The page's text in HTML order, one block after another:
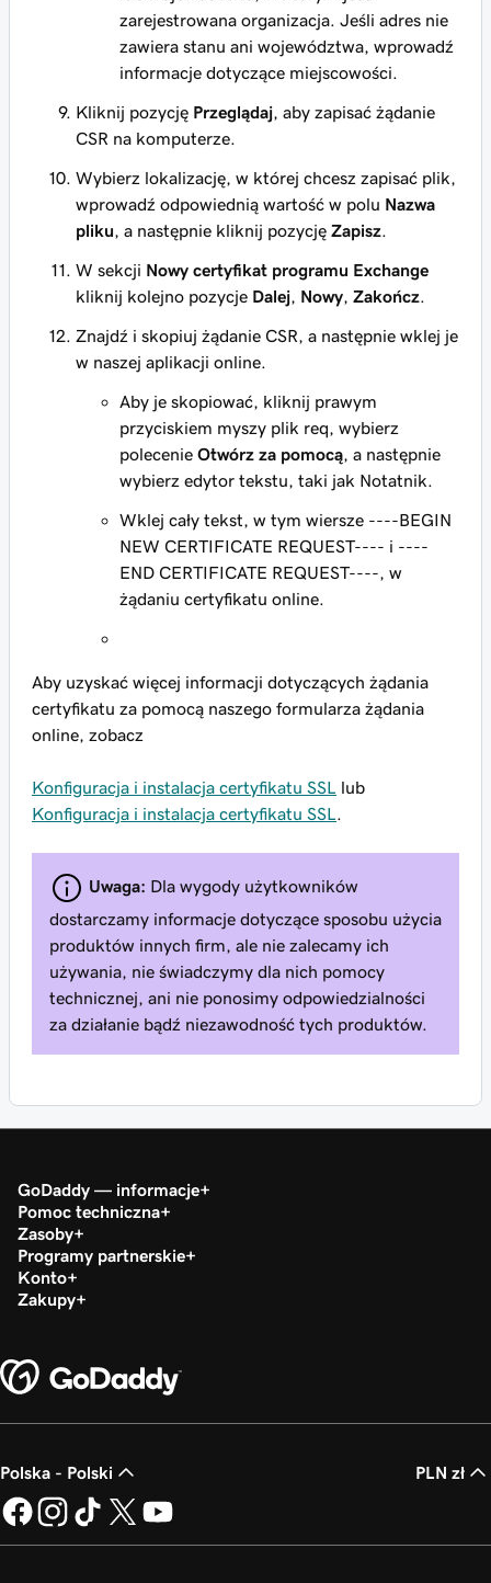
zarejestrowana organizacja. Jeśli adres nie
zawiera stanu ani województwa, wprowadź
informacje dotyczące miejscowości.
Kliknij pozycję Przeglądaj , aby zapisać żądanie
CSR na komputerze.
Wybierz lokalizację, w której chcesz zapisać plik,
wprowadź odpowiednią wartość w polu Nazwa
pliku , a następnie kliknij pozycję Zapisz
W sekcji Nowy certyfikat programu Exchange
kliknij kolejno pozycje Dalej Nowy Zakończ
Znajdź i skopiuj żądanie CSR, a następnie wklej je
w naszej aplikacji online.
Aby je skopiować, kliknij prawym
przyciskiem myszy plik req, wybierz
polecenie Otwórz za pomocą , a następnie
wybierz edytor tekstu, taki jak Notatnik.
Wklej cały tekst, w tym wiersze ----BEGIN
NEW CERTIFICATE REQUEST---- i ----
END CERTIFICATE REQUEST----, w
żądaniu certyfikatu online.
Aby uzyskać więcej informacji dotyczących żądania
certyfikatu za pomocą naszego formularza żądania
online, zobacz
Konfiguracja i instalacja certyfikatu SSL
lub
Konfiguracja i instalacja certyfikatu SSL
Uwaga: Dla wygody użytkowników
dostarczamy informacje dotyczące sposobu użycia
produktów innych firm, ale nie zalecamy ich
używania, nie świadczymy dla nich pomocy
technicznej, ani nie ponosimy odpowiedzialności
za działanie bądź niezawodność tych produktów.
GoDaddy — informacje
Pomoc techniczna
Zasoby
Programy partnerskie
Konto
Zakupy
Polska - Polski PLN zł